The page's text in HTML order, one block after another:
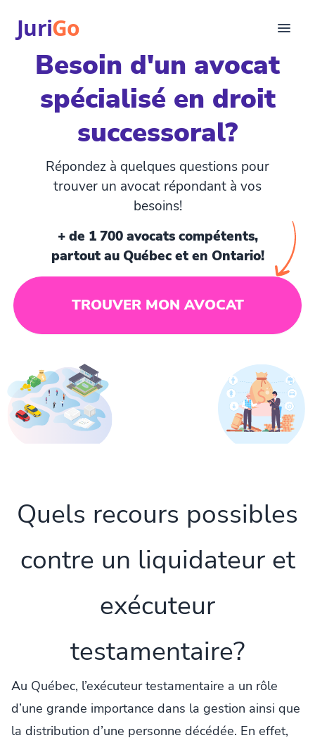
JuriGo
Consultation
Articles juridiques
Pour avocats
Trouver un avocat
Besoin d'un avocat
spécialisé en droit
successoral?
Répondez à quelques questions pour
trouver un avocat répondant à vos
besoins!
+ de 1 700 avocats compétents,
partout au Québec et en Ontario!
TROUVER MON AVOCAT
Quels recours possibles
contre un liquidateur et
exécuteur
testamentaire?
Au Québec, l’exécuteur testamentaire a un rôle
d’une grande importance dans la gestion ainsi que
la distribution d’une personne décédée. En effet,